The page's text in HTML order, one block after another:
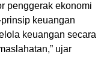
penggerak ekonomi
keuangan
keuangan secara
ujar